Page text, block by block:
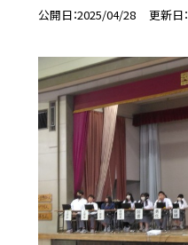
公開日 2025/04/28 更新日